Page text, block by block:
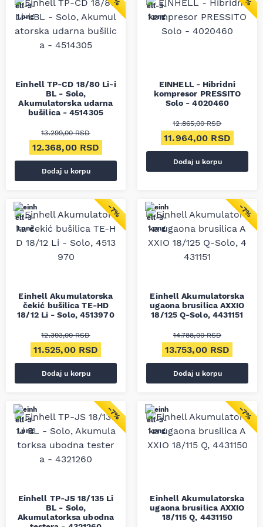
Einhell TP-CD 18/80 Li-i
BL - Solo,
Akumulatorska udarna
bušilica - 4514305
13.299,00RSD
Originalna cena je bila: 13.299,00 RSD.
12.368,00 RSD Trenutna cena je: 12.368,00 RSD.
Dodaj u korpu
EINHELL - Hibridni
kompresor PRESSITO
Solo - 4020460
12.865,00RSD
Originalna cena je
11.964,00 RSD
Dodaj u korpu
−7%
Einhell Akumulatorska
čekić bušilica TE-HD
18/12 Li - Solo, 4513970
12.393,00RSD
Originalna cena je bila: 12.393,00 RSD.
11.525,00 RSD Trenutna cena je: 11.525,00 RSD.
Dodaj u korpu
−7%
Einhell Akumulatorska
ugaona brusilica AXXIO
18/125 Q-Solo, 4431151
14.788,00RSD
Originalna cena je
13.753,00 RSD
Dodaj u korpu
−7%
Einhell TP-JS 18/135 Li
BL - Solo,
Akumulatorksa ubodna
−7%
Einhell Akumulatorska
ugaona brusilica AXXIO
18/115 Q, 4431150